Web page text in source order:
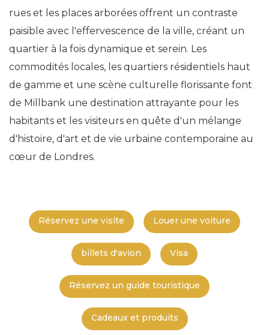
rues et les places arborées offrent un contraste
paisible avec l'effervescence de la ville, créant un
quartier à la fois dynamique et serein. Les
commodités locales, les quartiers résidentiels haut
de gamme et une scène culturelle florissante font
de Millbank une destination attrayante pour les
habitants et les visiteurs en quête d'un mélange
d'histoire, d'art et de vie urbaine contemporaine au
cœur de Londres.
Réservez une visite Louer une voiture
billets d'avion Visa
Réservez un guide touristique
Cadeaux et produits